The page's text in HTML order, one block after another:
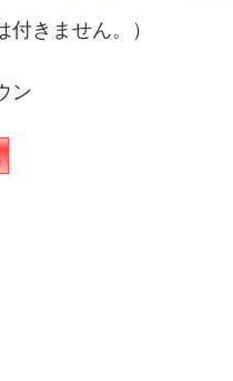
付きません。）
ン